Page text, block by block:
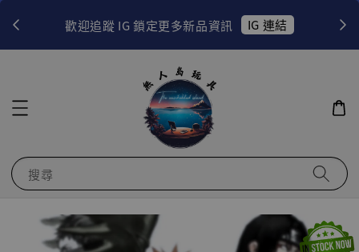
歡迎追蹤 IG 鎖定更多新品資訊 IG 連結
搜尋